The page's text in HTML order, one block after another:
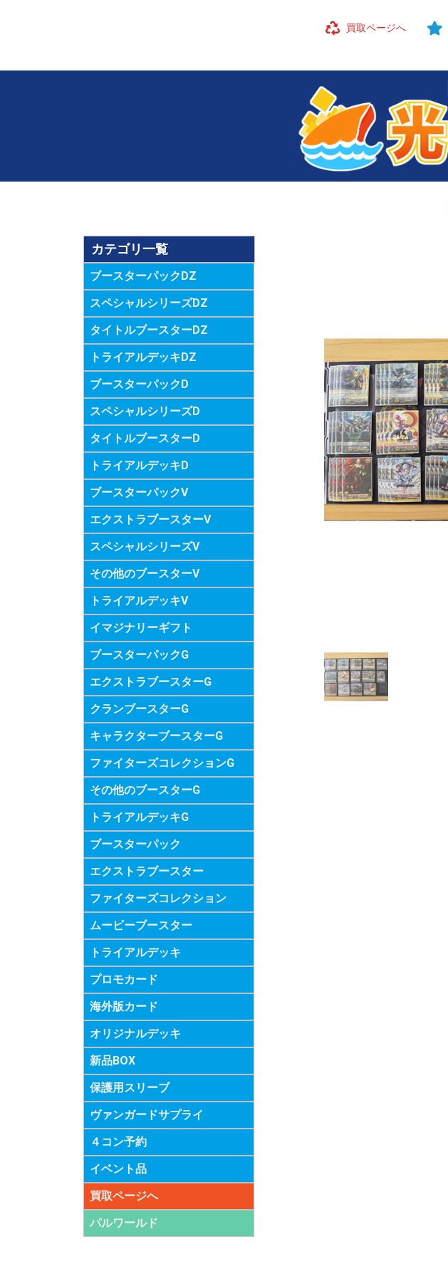
買取ページへ
カテゴリ一覧
ブースターパックDZ
スペシャルシリーズDZ
タイトルブースターDZ
トライアルデッキDZ
ブースターパックD
スペシャルシリーズD
タイトルブースターD
トライアルデッキD
ブースターパックV
エクストラブースターV
スペシャルシリーズV
その他のブースターV
トライアルデッキV
イマジナリーギフト
ブースターパックG
エクストラブースターG
クランブースターG
キャラクターブースターG
ファイターズコレクションG
その他のブースターG
トライアルデッキG
ブースターパック
エクストラブースター
ファイターズコレクション
ムービーブースター
トライアルデッキ
プロモカード
海外版カード
オリジナルデッキ
新品BOX
保護用スリーブ
ヴァンガードサプライ
４コン予約
イベント品
買取ページへ
パルワールド